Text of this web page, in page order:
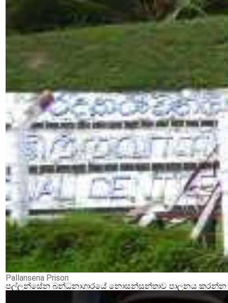
Pallansena Prison
පල්ලන්සේන බන්ධනාගාරයේ නොසන්සුන්තාව පාලනය කරන්න